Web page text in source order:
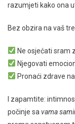
razumjeti kako ona
Bez obzira na vaš
Ne osjećati sram
Njegovati
Pronaći zdrave
I zapamtite:
počinje sa vama